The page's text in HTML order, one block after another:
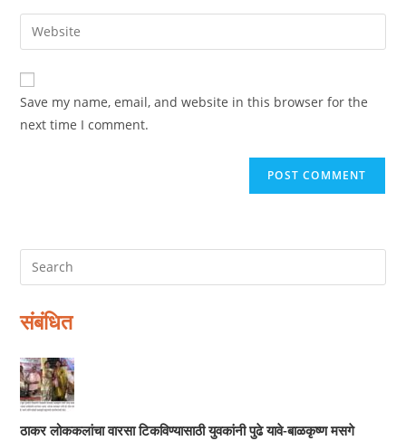
comment
email
address
comment
Enter
your
website
URL
(optional)
Save my name, email, and website in this browser for the
next time I comment.
संबंधित
ठाकर लोककलांचा वारसा टिकविण्यासाठी युवकांनी पुढे यावे-बाळकृष्ण मसगे